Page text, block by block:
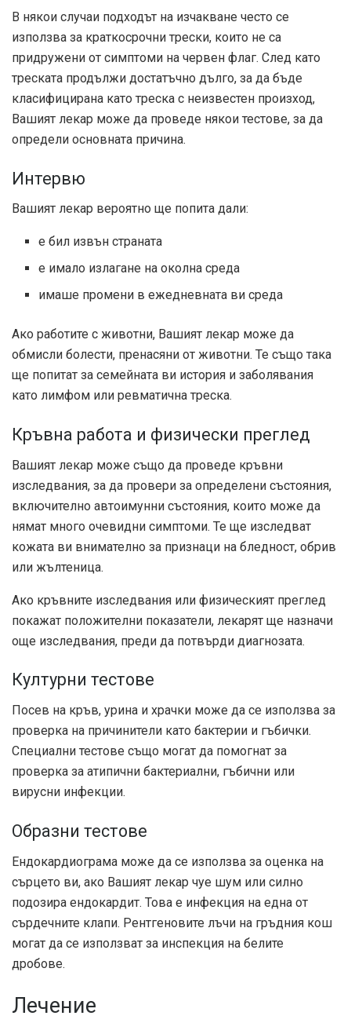
В някои случаи подходът на изчакване често се
използва за краткосрочни трески, които не са
придружени от симптоми на червен флаг. След като
треската продължи достатъчно дълго, за да бъде
класифицирана като треска с неизвестен произход,
Вашият лекар може да проведе някои тестове, за да
определи основната причина.
Интервю
Вашият лекар вероятно ще попита дали:
е бил извън страната
е имало излагане на околна среда
имаше промени в ежедневната ви среда
Ако работите с животни, Вашият лекар може да
обмисли болести, пренасяни от животни. Те също така
ще попитат за семейната ви история и заболявания
като лимфом или ревматична треска.
Кръвна работа и физически преглед
Вашият лекар може също да проведе кръвни
изследвания, за да провери за определени състояния,
включително автоимунни състояния, които може да
нямат много очевидни симптоми. Те ще изследват
кожата ви внимателно за признаци на бледност, обрив
или жълтеница.
Ако кръвните изследвания или физическият преглед
покажат положителни показатели, лекарят ще назначи
още изследвания, преди да потвърди диагнозата.
Културни тестове
Посев на кръв, урина и храчки може да се използва за
проверка на причинители като бактерии и гъбички.
Специални тестове също могат да помогнат за
проверка за атипични бактериални, гъбични или
вирусни инфекции.
Образни тестове
Ендокардиограма може да се използва за оценка на
сърцето ви, ако Вашият лекар чуе шум или силно
подозира ендокардит. Това е инфекция на една от
сърдечните клапи. Рентгеновите лъчи на гръдния кош
могат да се използват за инспекция на белите
дробове.
Лечение